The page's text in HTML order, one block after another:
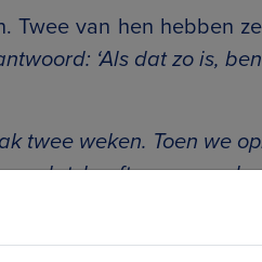
van hen hebben
‘Als dat zo is,
twee weken. Toen we
dat heeft me zoveel
besloot Anita om de
eens koffie!’, en dat